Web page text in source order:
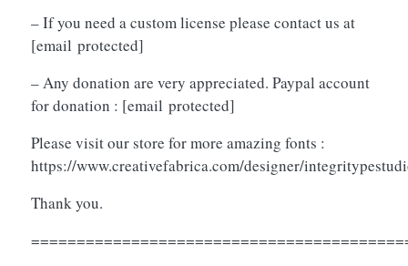
– If you need a custom license please contact us at
[email protected]
– Any donation are very appreciated. Paypal account
for donation : [email protected]
Please visit our store for more amazing fonts :
https://www.creativefabrica.com/designer/
Thank you.